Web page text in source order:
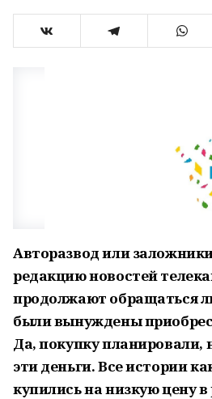
Авторазвод или
редакцию новостей
продолжают обращаться
были вынуждены
Да, покупку планировали,
эти деньги. Все истории
купились на низкую цену